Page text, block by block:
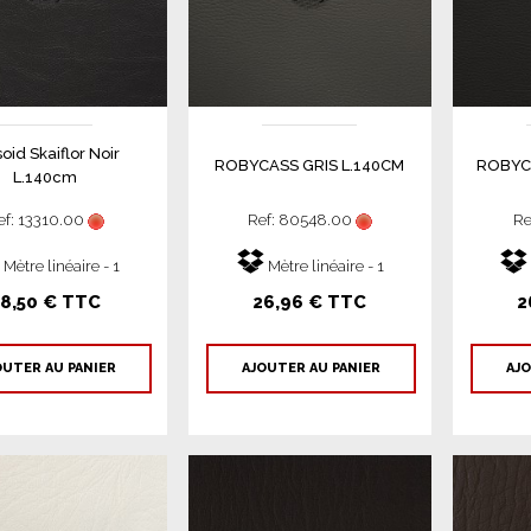
Skaiflor Noir
L.140cm
13310.00
Mètre linéaire - 1
€ TTC
AU PANIER
ROBYCASS GRIS L.140CM
Ref: 80548.00
Mètre linéaire - 1
26,96 € TTC
AJOUTER AU PANIER